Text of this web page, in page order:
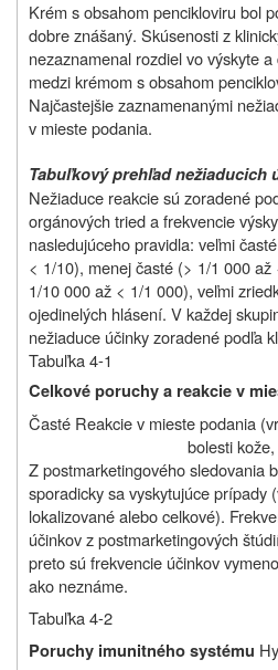
Krém s obsahom pencikloviru bol
dobre znášaný. Skúsenosti z
nezaznamenal rozdiel vo výskyte
medzi krémom s obsahom
Najčastejšie zaznamenanými
v mieste podania.
Tabuľkový prehľad nežiaducich
Nežiaduce reakcie sú zoradené
orgánových tried a frekvencie
nasledujúceho pravidla: veľmi
< 1/10), menej časté (> 1/1 000
1/10 000 až < 1/1 000), veľmi
ojedinelých hlásení. V každej
nežiaduce účinky zoradené podľa
Tabuľka 4-1
Celkové poruchy a reakcie v
Časté Reakcie v mieste podania
bolesti
Z postmarketingového sledovania
sporadicky sa vyskytujúce prípady
lokalizované alebo celkové).
účinkov z postmarketingových
preto sú frekvencie účinkov
ako neznáme.
Tabuľka 4-2
Poruchy imunitného systému